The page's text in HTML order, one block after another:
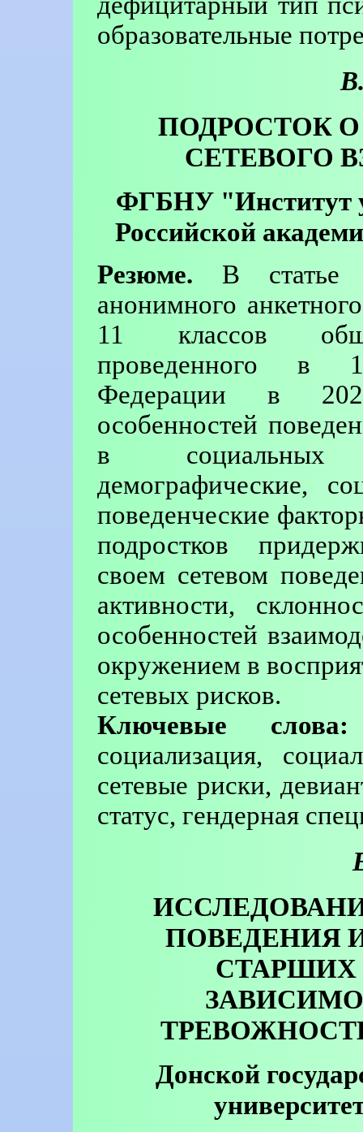
образовательные
ПОДРОСТОК
СЕТЕВОГО
ФГБНУ "Институт
Российской
Резюме. В статье
анонимного
11 классов
проведенного в
Федерации в
особенностей
в социальных
демографические,
поведенческие
подростков
своем сетевом
активности,
особенностей
окружением в
сетевых рисков.
Ключевые слова:
социализация,
сетевые риски,
статус, гендерная
ПОВЕДЕНИЯ
СТАРШИХ
Донской